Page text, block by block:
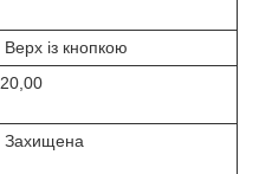
Верх із кнопкою
20,00
Захищена